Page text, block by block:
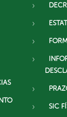
SIC